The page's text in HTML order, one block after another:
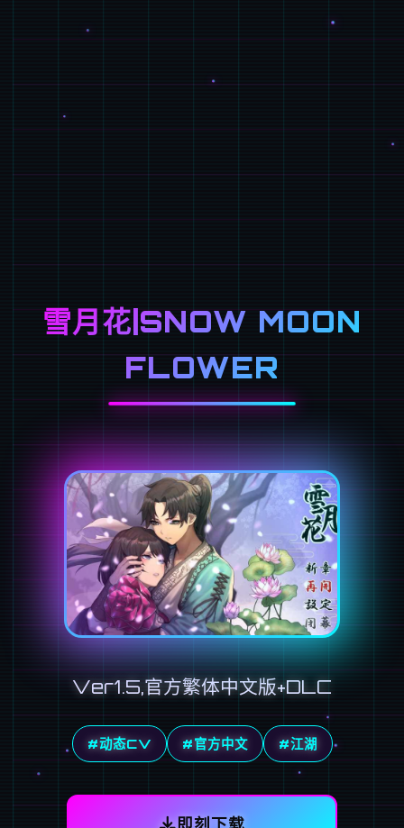
雪月花|SNOW MOON
FLOWER
Ver1.5,官方繁体中文版+DLC
#动态CV #官方中文 #江湖
即刻下载